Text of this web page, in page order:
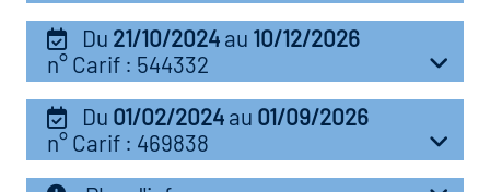
de l'Industrie
emploi-formation
Du 21/10/2024 au 10/12/2026
n° Carif : 544332
Du 01/02/2024 au 01/09/2026
n° Carif : 469838